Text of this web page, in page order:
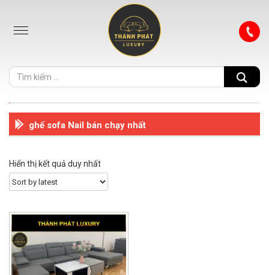
ghế sofa Nail bán chạy nhất
Hiển thị kết quả duy nhất